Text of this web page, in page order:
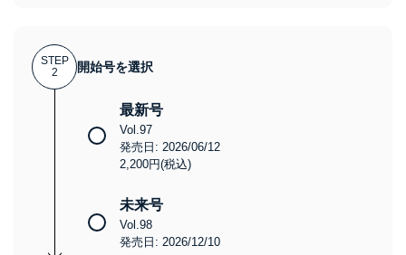
STEP
2
開始号を選択
最新号
Vol.97
発売日: 2026/06/12
2,200円(税込)
未来号
Vol.98
発売日: 2026/12/10